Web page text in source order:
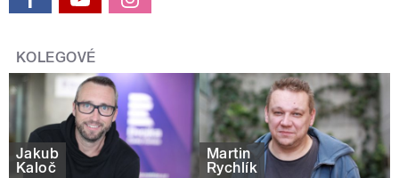
KOLEGOVÉ
Jakub
Kaloč
Martin
Rychlík